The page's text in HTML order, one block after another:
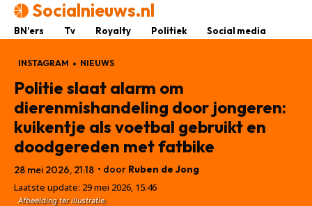
Socialnieuws.nl
BN’ers Tv Royalty Politiek Social media
INSTAGRAM NIEUWS
Politie slaat alarm om
dierenmishandeling door jongeren:
kuikentje als voetbal gebruikt en
doodgereden met fatbike
28 mei 2026, 21:18 • door Ruben de Jong
Laatste update: 29 mei 2026, 15:46
Afbeelding ter illustratie.